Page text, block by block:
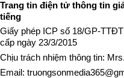
Trang tin điện tử thông tin
tiếng
Giấy phép ICP số 18/GP-
cấp ngày 23/3/2015
Chịu trách nhiệm thông tin:
Email: